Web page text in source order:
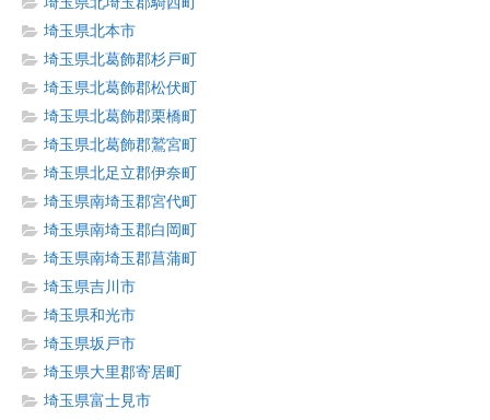
埼玉県北本市
埼玉県北葛飾郡杉戸町
埼玉県北葛飾郡松伏町
埼玉県北葛飾郡栗橋町
埼玉県北葛飾郡鷲宮町
埼玉県北足立郡伊奈町
埼玉県南埼玉郡宮代町
埼玉県南埼玉郡白岡町
埼玉県南埼玉郡菖蒲町
埼玉県吉川市
埼玉県和光市
埼玉県坂戸市
埼玉県大里郡寄居町
埼玉県富士見市